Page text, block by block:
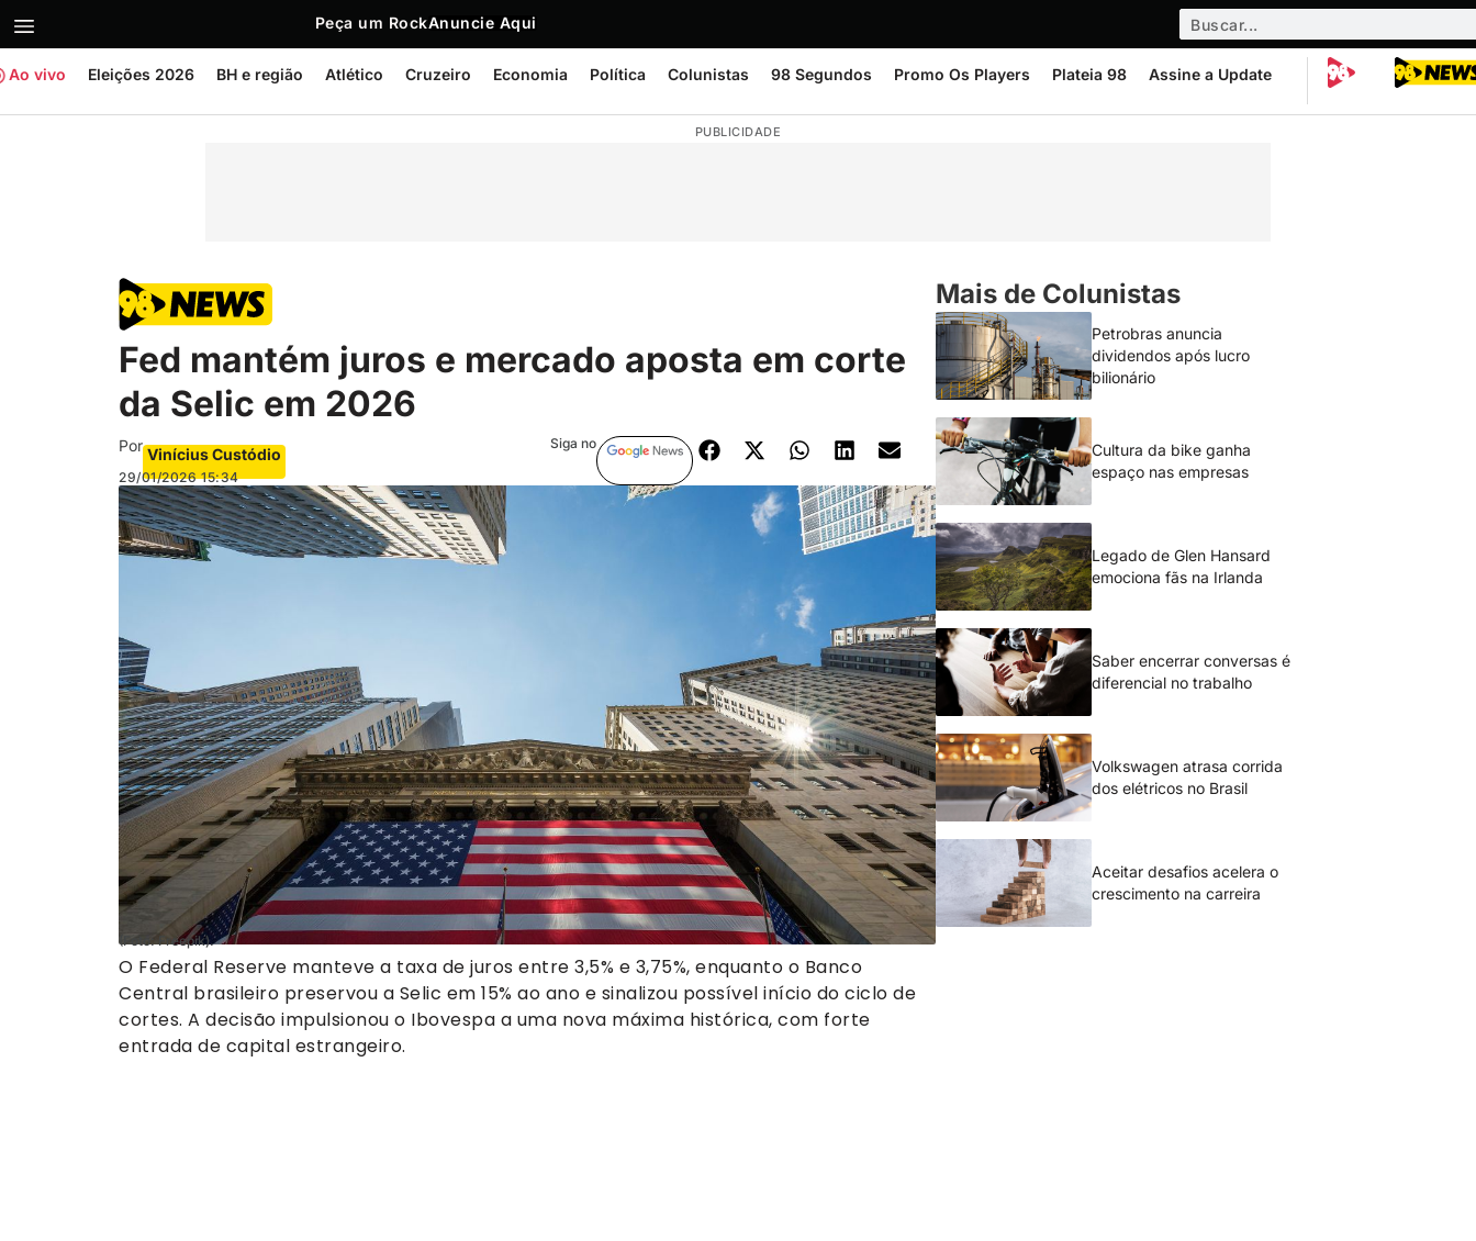
Peça um RockAnuncie Aqui
Ao vivo Eleições 2026 BH e região Atlético Cruzeiro Economia Política Colunistas 98 Segundos Promo Os Players Plateia 98 Assine a Update
PUBLICIDADE
Fed mantém juros e mercado aposta em corte
da Selic em 2026
Por Vinícius Custódio
29/01/2026 15:34
Siga no
(Foto: Freepik).
O Federal Reserve manteve a taxa de juros entre 3,5% e 3,75%, enquanto o Banco
Central brasileiro preservou a Selic em 15% ao ano e sinalizou possível início do ciclo de
cortes. A decisão impulsionou o Ibovespa a uma nova máxima histórica, com forte
entrada de capital estrangeiro.
Mais de Colunistas
Petrobras anuncia
dividendos após lucro
bilionário
Cultura da bike ganha
espaço nas empresas
Legado de Glen Hansard
emociona fãs na Irlanda
Saber encerrar conversas é
diferencial no trabalho
Volkswagen atrasa corrida
dos elétricos no Brasil
Aceitar desafios acelera o
crescimento na carreira